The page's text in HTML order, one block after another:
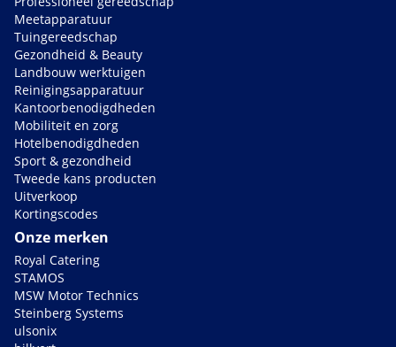
Meetapparatuur
Tuingereedschap
Gezondheid & Beauty
Landbouw werktuigen
Reinigingsapparatuur
Kantoorbenodigdheden
Mobiliteit en zorg
Hotelbenodigdheden
Sport & gezondheid
Tweede kans producten
Uitverkoop
Kortingscodes
Onze merken
Royal Catering
STAMOS
MSW Motor Technics
Steinberg Systems
ulsonix